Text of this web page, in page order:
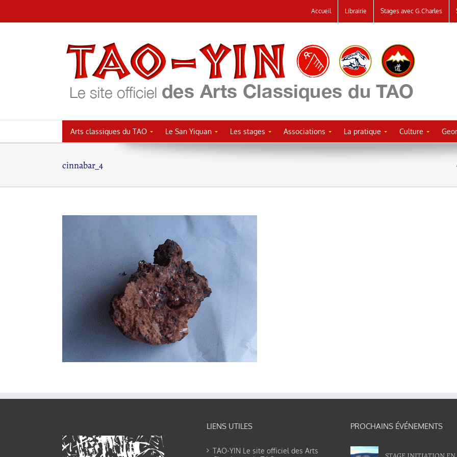
au
Accueil Librairie Stages avec G.Charles
Arts classiques du TAO Le San Yiquan Les stages Associations La pratique Culture
cinnabar_4
LIENS UTILES
TAO-YIN Le site officiel des Arts
PROCHAINS ÉVÉNEMENTS